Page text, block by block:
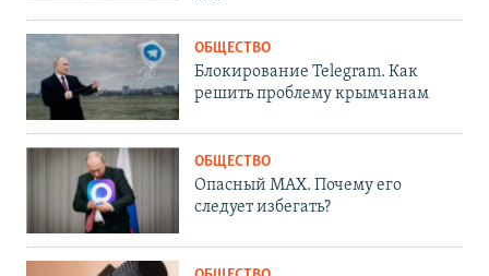
ОБЩЕСТВО
Блокирование Telegram. Как
решить проблему крымчанам
ОБЩЕСТВО
Опасный MAX. Почему его
следует избегать?